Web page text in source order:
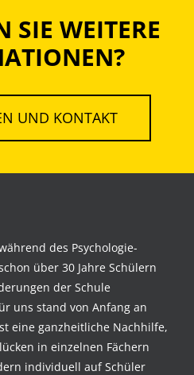
SIE WEITERE
UND KONTAKT
des Psychologie-
über 30 Jahre Schülern
der Schule
uns stand von Anfang an
eine ganzheitliche Nachhilfe,
in einzelnen Fächern
individuell auf Schüler